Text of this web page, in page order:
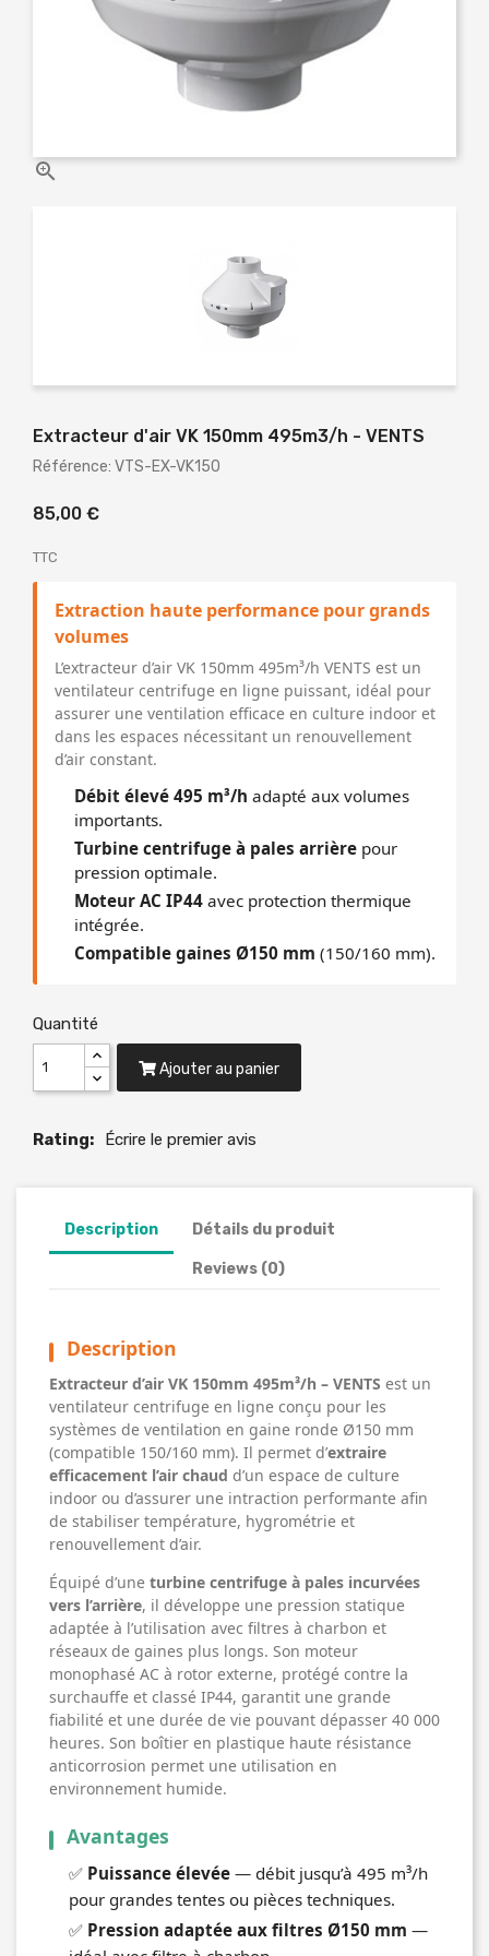

Extracteur d'air VK 150mm 495m3/h - VENTS
Référence: VTS-EX-VK150
85,00 €
TTC
Extraction haute performance pour grands
volumes
L’extracteur d’air VK 150mm 495m³/h VENTS est un
ventilateur centrifuge en ligne puissant, idéal pour
assurer une ventilation efficace en culture indoor et
dans les espaces nécessitant un renouvellement
d’air constant.
Débit élevé 495 m³/h adapté aux volumes
importants.
Turbine centrifuge à pales arrière pour
pression optimale.
Moteur AC IP44 avec protection thermique
intégrée.
Compatible gaines Ø150 mm (150/160 mm).
Quantité
Ajouter au panier
Rating: Écrire le premier avis
Description Détails du produit
Reviews (0)
Description
Extracteur d’air VK 150mm 495m³/h – VENTS est un
ventilateur centrifuge en ligne conçu pour les
systèmes de ventilation en gaine ronde Ø150 mm
(compatible 150/160 mm). Il permet d’extraire
efficacement l’air chaud d’un espace de culture
indoor ou d’assurer une intraction performante afin
de stabiliser température, hygrométrie et
renouvellement d’air.
Équipé d’une turbine centrifuge à pales incurvées
vers l’arrière, il développe une pression statique
adaptée à l’utilisation avec filtres à charbon et
réseaux de gaines plus longs. Son moteur
monophasé AC à rotor externe, protégé contre la
surchauffe et classé IP44, garantit une grande
fiabilité et une durée de vie pouvant dépasser 40 000
heures. Son boîtier en plastique haute résistance
anticorrosion permet une utilisation en
environnement humide.
Avantages
✅ Puissance élevée — débit jusqu’à 495 m³/h
pour grandes tentes ou pièces techniques.
✅ Pression adaptée aux filtres Ø150 mm —